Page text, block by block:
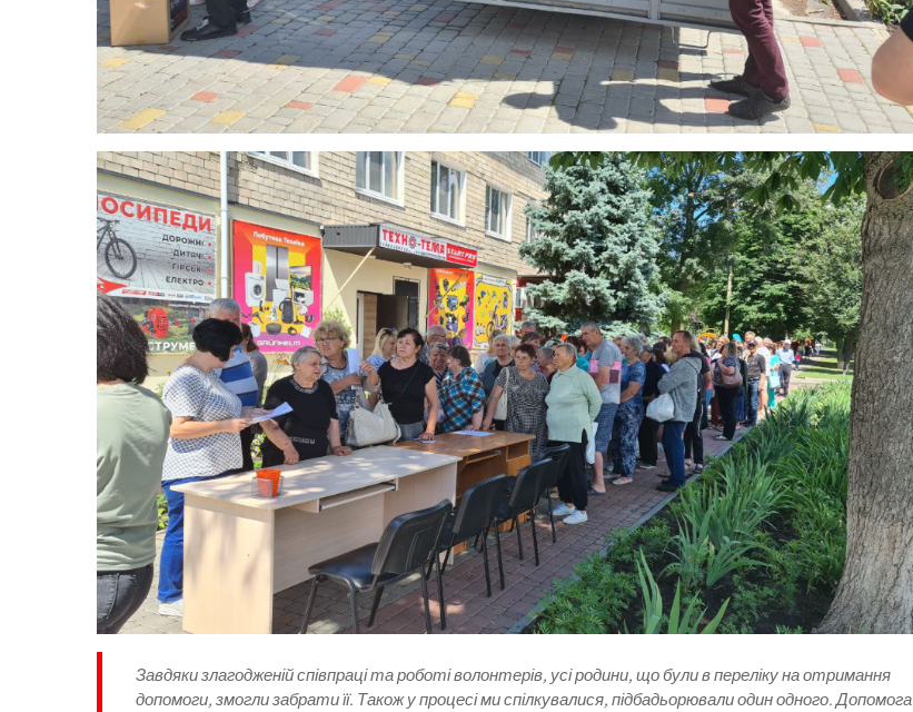
Завдяки злагодженій співпраці та роботі волонтерів, усі родини, що були в переліку на отримання
допомоги, змогли забрати її. Також у процесі ми спілкувалися, підбадьорювали один одного. Допомога